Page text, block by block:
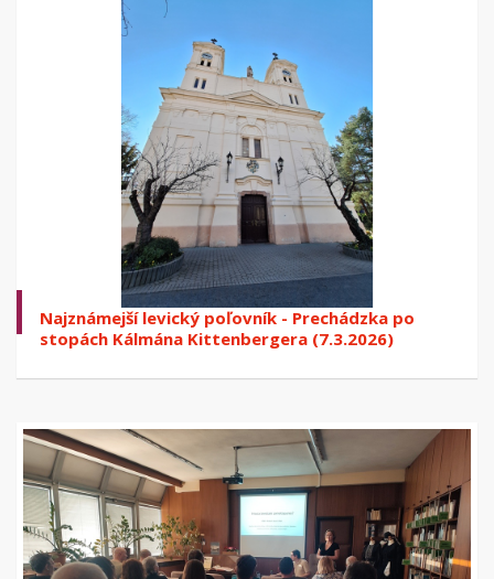
Najznámejší levický poľovník - Prechádzka po
stopách Kálmána Kittenbergera (7.3.2026)